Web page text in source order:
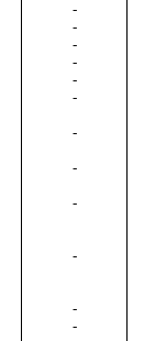
-
-
-
-
-
-
-
-
-
-
-
-